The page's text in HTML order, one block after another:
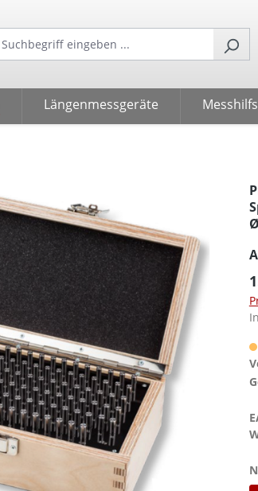
Längenmessgeräte